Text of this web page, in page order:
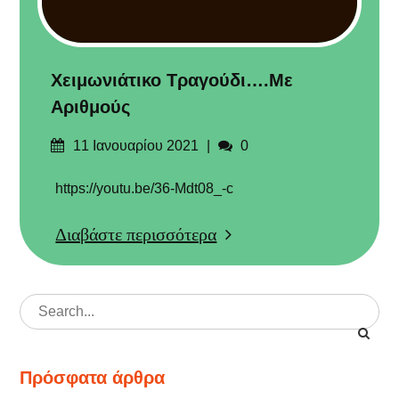
Χειμωνιάτικο Τραγούδι….με
Αριθμούς
Δημοσιεύτηκε
11 Ιανουαρίου 2021 Σχόλια
0
https://youtu.be/36-Mdt08_-c
Διαβάστε περισσότερα
Search
for:
Πρόσφατα άρθρα